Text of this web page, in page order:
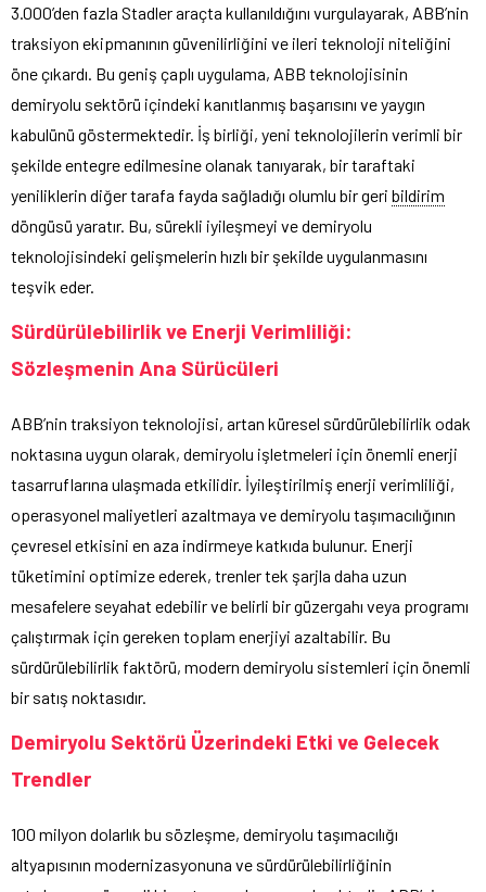
3.000’den fazla Stadler araçta kullanıldığını vurgulayarak, ABB’nin
traksiyon ekipmanının güvenilirliğini ve ileri teknoloji niteliğini
öne çıkardı. Bu geniş çaplı uygulama, ABB teknolojisinin
demiryolu sektörü içindeki kanıtlanmış başarısını ve yaygın
kabulünü göstermektedir. İş birliği, yeni teknolojilerin verimli bir
şekilde entegre edilmesine olanak tanıyarak, bir taraftaki
yeniliklerin diğer tarafa fayda sağladığı olumlu bir geri bildirim
döngüsü yaratır. Bu, sürekli iyileşmeyi ve demiryolu
teknolojisindeki gelişmelerin hızlı bir şekilde uygulanmasını
teşvik eder.
Sürdürülebilirlik ve Enerji Verimliliği:
Sözleşmenin Ana Sürücüleri
ABB’nin traksiyon teknolojisi, artan küresel sürdürülebilirlik odak
noktasına uygun olarak, demiryolu işletmeleri için önemli enerji
tasarruflarına ulaşmada etkilidir. İyileştirilmiş enerji verimliliği,
operasyonel maliyetleri azaltmaya ve demiryolu taşımacılığının
çevresel etkisini en aza indirmeye katkıda bulunur. Enerji
tüketimini optimize ederek, trenler tek şarjla daha uzun
mesafelere seyahat edebilir ve belirli bir güzergahı veya programı
çalıştırmak için gereken toplam enerjiyi azaltabilir. Bu
sürdürülebilirlik faktörü, modern demiryolu sistemleri için önemli
bir satış noktasıdır.
Demiryolu Sektörü Üzerindeki Etki ve Gelecek
Trendler
100 milyon dolarlık bu sözleşme, demiryolu taşımacılığı
altyapısının modernizasyonuna ve sürdürülebilirliğinin